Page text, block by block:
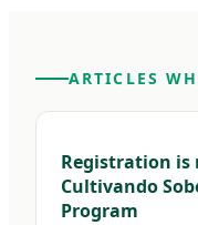
ARTICLES
Registration is
Cultivando
Program